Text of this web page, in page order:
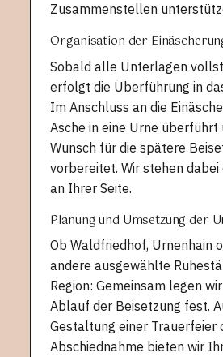
Zusammenstellen
Organisation der
Sobald alle Unterlagen
erfolgt die Überführung in
Im Anschluss an die
Asche in eine Urne überführt
Wunsch für die spätere
vorbereitet. Wir stehen dabei
an Ihrer Seite.
Planung und Umsetzung der
Ob Waldfriedhof, Urnenhain
andere ausgewählte
Region: Gemeinsam legen
Ablauf der Beisetzung fest.
Gestaltung einer Trauerfeier
Abschiednahme bieten wir